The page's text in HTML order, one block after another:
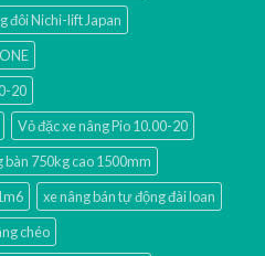
đôi Nichi-lift Japan
20
Vỏ đặc xe nâng Pio 10.00-20
bàn 750kg cao 1500mm
xe nâng bán tự động đài loan
chéo